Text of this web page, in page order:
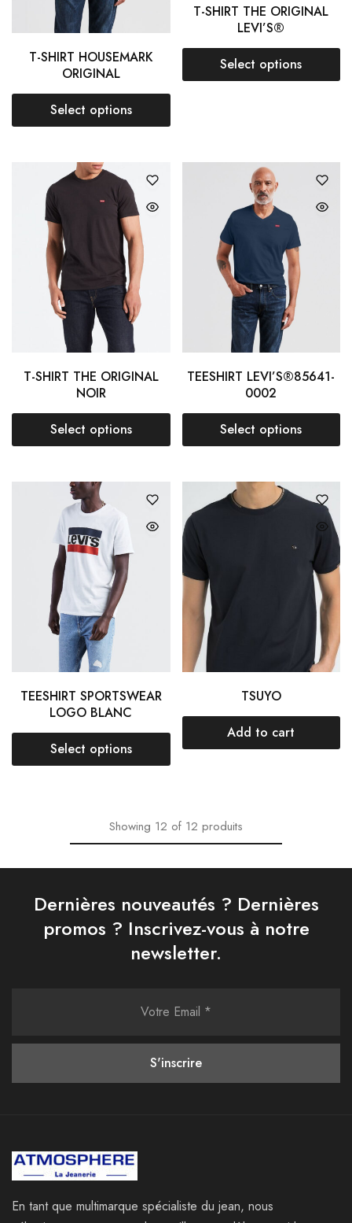
T-SHIRT HOUSEMARK
ORIGINAL
Select options
T-SHIRT THE ORIGINAL
LEVI’S®
Select options
T-SHIRT THE ORIGINAL
NOIR
Select options
TEESHIRT LEVI’S®85641-
0002
Select options
TEESHIRT SPORTSWEAR
LOGO BLANC
Select options
TSUYO
Add to cart
Showing 12 of 12 produits
Dernières nouveautés ? Dernières
promos ? Inscrivez-vous à notre
newsletter.
En tant que multimarque spécialiste du jean, nous